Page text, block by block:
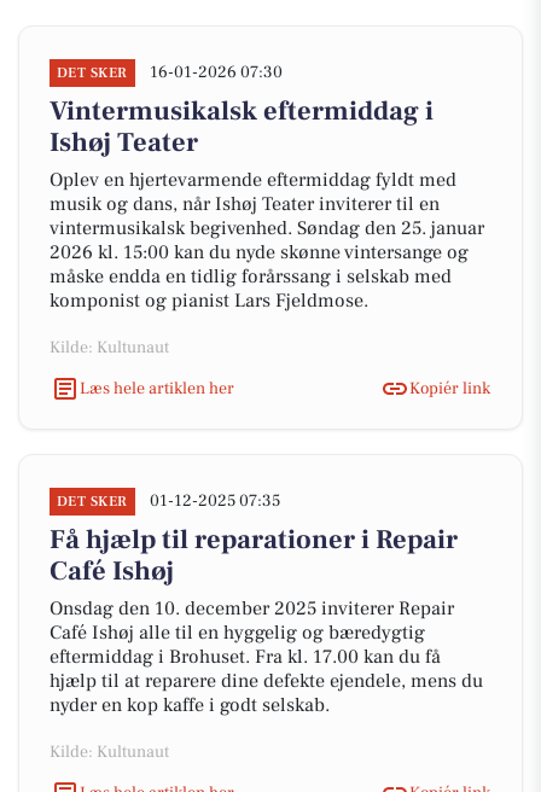
DET SKER 16-01-2026 07:30
Vintermusikalsk eftermiddag i
Ishøj Teater
Oplev en hjertevarmende eftermiddag fyldt med
musik og dans, når Ishøj Teater inviterer til en
vintermusikalsk begivenhed. Søndag den 25. januar
2026 kl. 15:00 kan du nyde skønne vintersange og
måske endda en tidlig forårssang i selskab med
komponist og pianist Lars Fjeldmose.
Kilde: Kultunaut
Læs hele artiklen her
Kopiér link
DET SKER 01-12-2025 07:35
Få hjælp til reparationer i Repair
Café Ishøj
Onsdag den 10. december 2025 inviterer Repair
Café Ishøj alle til en hyggelig og bæredygtig
eftermiddag i Brohuset. Fra kl. 17.00 kan du få
hjælp til at reparere dine defekte ejendele, mens du
nyder en kop kaffe i godt selskab.
Kilde: Kultunaut